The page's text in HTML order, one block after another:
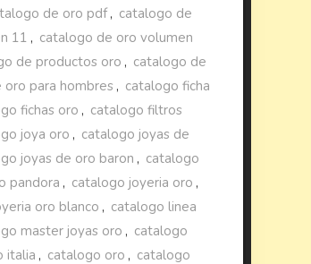
de oro pdf, catalogo de
11 , catalogo de oro volumen
de productos oro , catalogo de
oro para hombres , catalogo ficha
fichas oro , catalogo filtros
joya oro , catalogo joyas de
joyas de oro baron , catalogo
pandora , catalogo joyeria oro ,
oro blanco , catalogo linea
master joyas oro , catalogo
italia , catalogo oro , catalogo